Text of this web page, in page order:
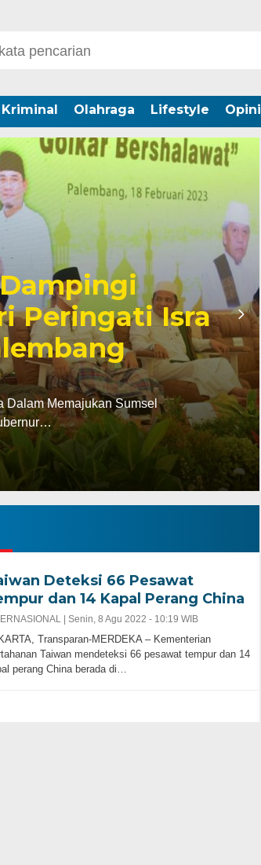
Olahraga Lifestyle Opini
Peringati Isra
Memajukan Sumsel
Deteksi 66 Pesawat
dan 14 Kapal Perang China
| Senin, 8 Agu 2022 - 10:19 WIB
Transparan-MERDEKA – Kementerian
Taiwan mendeteksi 66 pesawat tempur dan 14
perang China berada di…